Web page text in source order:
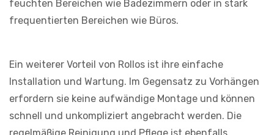
feuchten Bereichen wie Badezimmern oder in stark
frequentierten Bereichen wie Büros.
Ein weiterer Vorteil von Rollos ist ihre einfache
Installation und Wartung. Im Gegensatz zu Vorhängen
erfordern sie keine aufwändige Montage und können
schnell und unkompliziert angebracht werden. Die